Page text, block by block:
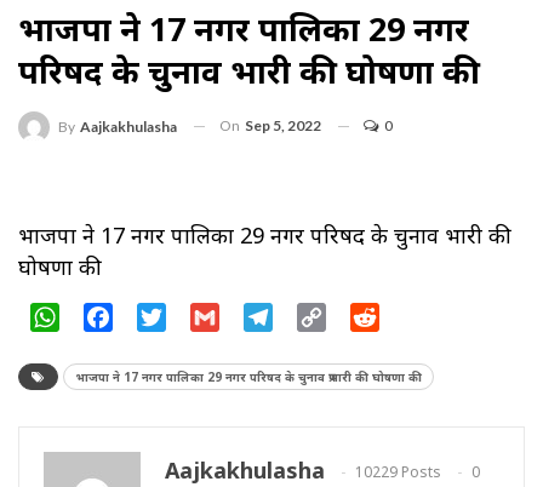
भाजपा ने 17 नगर पालिका 29 नगर
परिषद के चुनाव प्रभारी की घोषणा की
By Aajkakhulasha On Sep 5, 2022 0
भाजपा ने 17 नगर पालिका 29 नगर परिषद के चुनाव प्रभारी की
घोषणा की
WhatsAppFacebookTwitter Gmail Telegram
Copy
भाजपा ने 17 नगर पालिका 29 नगर परिषद के चुनाव प्रभारी की घोषणा की
Aajkakhulasha 10229 Posts
0